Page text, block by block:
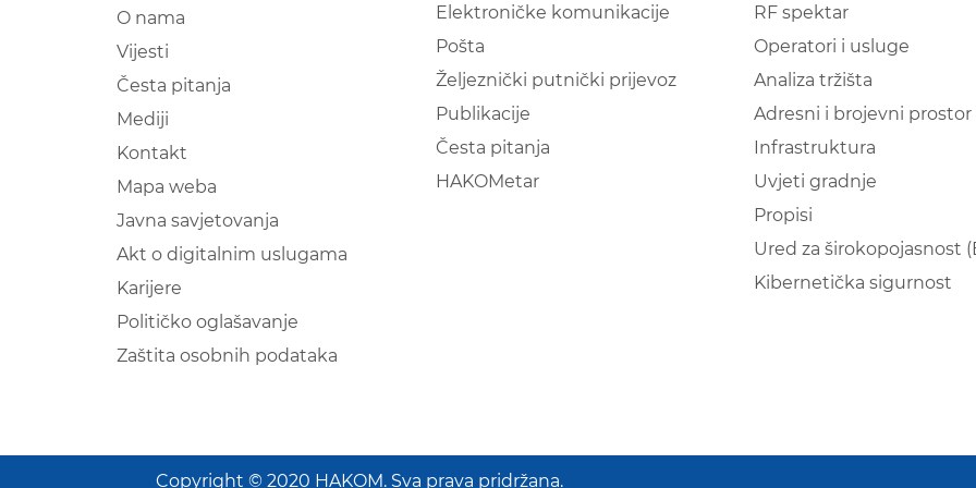
O nama
Vijesti
Česta pitanja
Mediji
Kontakt
Mapa weba
Javna savjetovanja
Akt o digitalnim uslugama
Karijere
Političko oglašavanje
Zaštita osobnih podataka
Elektroničke komunikacije
Pošta
Željeznički putnički prijevoz
Publikacije
Česta pitanja
HAKOMetar
RF spektar
Operatori i usluge
Analiza tržišta
Adresni i brojevni prostor
Infrastruktura
Uvjeti gradnje
Propisi
Ured za širokopojasnost
Kibernetička sigurnost
Copyright © 2020 HAKOM. Sva prava pridržana.